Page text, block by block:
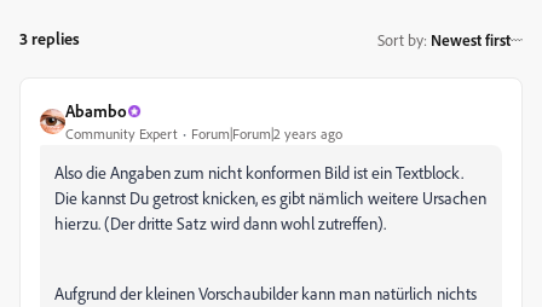
3 replies Sort by: Newest first
Abambo
Community Expert Forum|Forum|2 years ago
Also die Angaben zum nicht konformen Bild ist ein Textblock.
Die kannst Du getrost knicken, es gibt nämlich weitere Ursachen
hierzu. (Der dritte Satz wird dann wohl zutreffen).
Aufgrund der kleinen Vorschaubilder kann man natürlich nichts